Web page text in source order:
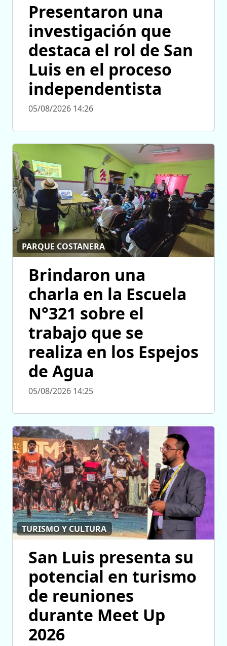
Presentaron una
investigación que
destaca el rol de San
Luis en el proceso
independentista
05/08/2026 14:26
PARQUE COSTANERA
Brindaron una
charla en la Escuela
N°321 sobre el
trabajo que se
realiza en los Espejos
de Agua
05/08/2026 14:25
TURISMO Y CULTURA
San Luis presenta su
potencial en turismo
de reuniones
durante Meet Up
2026